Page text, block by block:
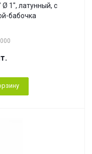
Ø 1", латунный, с
бабочка